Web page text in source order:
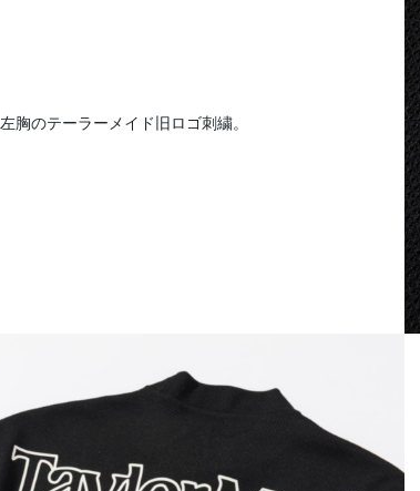
左胸のテーラーメイド旧ロゴ刺繍。